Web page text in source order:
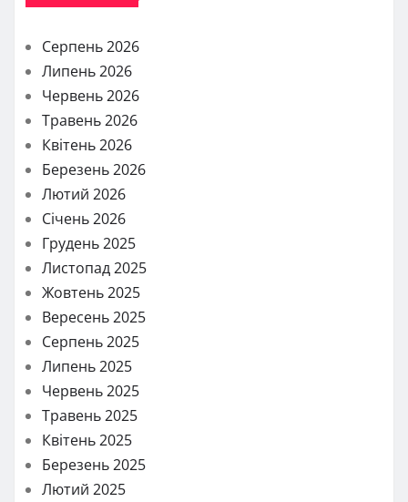
Серпень 2026
Липень 2026
Червень 2026
Травень 2026
Квітень 2026
Березень 2026
Лютий 2026
Січень 2026
Грудень 2025
Листопад 2025
Жовтень 2025
Вересень 2025
Серпень 2025
Липень 2025
Червень 2025
Травень 2025
Квітень 2025
Березень 2025
Лютий 2025